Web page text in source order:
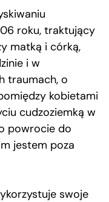
roku, traktujący
matką i córką,
i w
traumach, o
kobietami
cudzoziemką w
powrocie do
jestem poza
swoje